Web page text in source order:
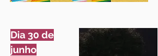
Dia 30 de
junho